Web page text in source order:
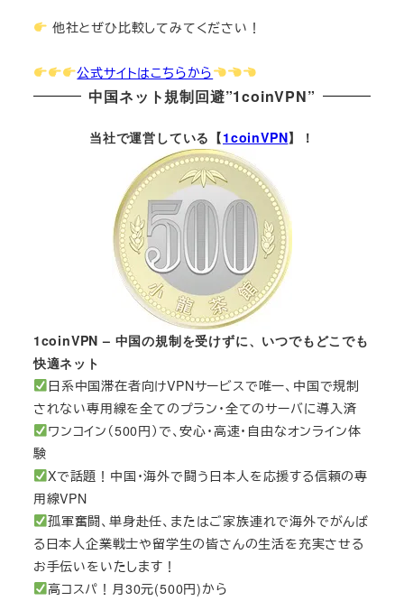
他社とぜひ比較してみてください！
公式サイトはこちらから
中国ネット規制回避”1coinVPN”
当社で運営している【1coinVPN】！
1coinVPN – 中国の規制を受けずに、いつでもどこでも
快適ネット
日系中国滞在者向けVPNサービスで唯一、中国で規制
されない専用線を全てのプラン・全てのサーバに導入済
ワンコイン（500円）で、安心・高速・自由なオンライン体
験
Xで話題！中国・海外で闘う日本人を応援する信頼の専
用線VPN
孤軍奮闘、単身赴任、またはご家族連れで海外でがんば
る日本人企業戦士や留学生の皆さんの生活を充実させる
お手伝いをいたします！
高コスパ！月30元(500円)から